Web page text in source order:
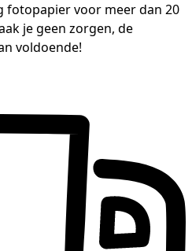
fotopapier voor meer dan 20
je geen zorgen, de
voldoende!